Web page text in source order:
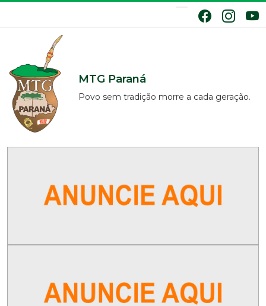
MTG Paraná
Povo sem tradição morre a cada geração.